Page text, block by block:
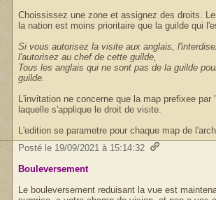
Choississez une zone et assignez des droits.
la nation est moins prioritaire que la guilde qui
Si vous autorisez la visite aux anglais,
l'autorisez au chef de cette guilde,
Tous les anglais qui ne sont pas de la guilde
guilde.
L'invitation ne concerne que la map prefixee
laquelle s'applique le droit de visite.
L'edition se parametre pour chaque map de
Posté le 19/09/2021 à 15:14:32
Bouleversement
Le bouleversement reduisant la vue est